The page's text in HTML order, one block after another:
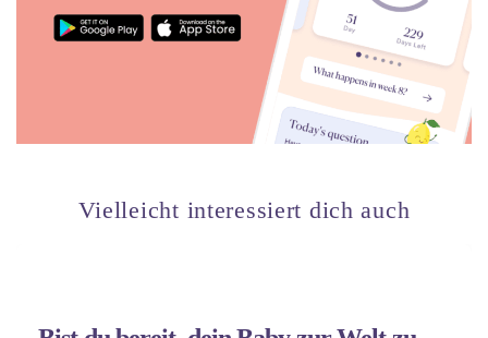
Vielleicht interessiert dich auch